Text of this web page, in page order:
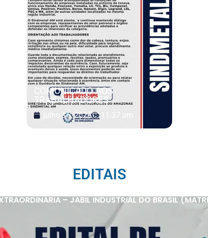
COMUNICADO AOS
TRABALHADORES
julho 16, 2026
EDITAIS
– JABIL INDUSTRIAL DO BRASIL